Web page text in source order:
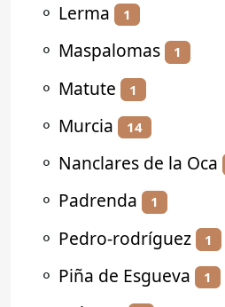
⚬ Lerma 1
⚬ Maspalomas 1
⚬ Matute 1
⚬ Murcia 14
⚬ Nanclares de la Oca
⚬ Padrenda 1
⚬ Pedro-rodríguez 1
⚬ Piña de Esgueva 1